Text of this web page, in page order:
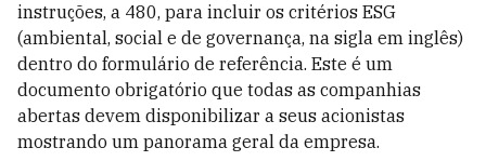
instruções, a 480, para incluir os critérios ESG
(ambiental, social e de governança, na sigla em inglês)
dentro do formulário de referência. Este é um
documento obrigatório que todas as companhias
abertas devem disponibilizar a seus acionistas
mostrando um panorama geral da empresa.